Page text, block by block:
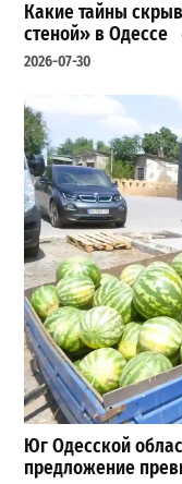
Какие тайны
стеной» в Одессе
2026-07-30
Юг Одесской
предложение